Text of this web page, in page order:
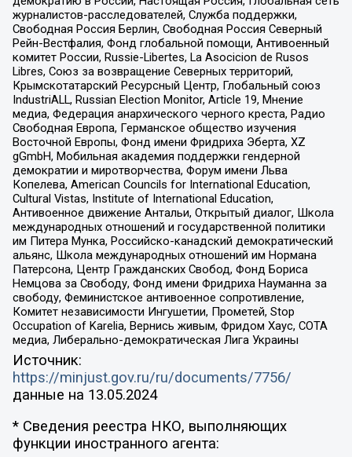
журналистов-расследователей, Служба поддержки,
Свободная Россия Берлин, Свободная Россия Северный
Рейн-Вестфалия, Фонд глобальной помощи, Антивоенный
комитет России, Russie-Libertes, La Asocicion de Rusos
Libres, Союз за возвращение Северных территорий,
Крымскотатарский Ресурсный Центр, Глобальный союз
IndustriALL, Russian Election Monitor, Article 19, Мнение
медиа, Федерация анархического черного креста, Радио
Свободная Европа, Германское общество изучения
Восточной Европы, Фонд имени Фридриха Эберта, XZ
gGmbH, Мобильная академия поддержки гендерной
демократии и миротворчества, Форум имени Льва
Копелева, American Councils for International Education,
Cultural Vistas, Institute of International Education,
Антивоенное движение Антальи, Открытый диалог, Школа
международных отношений и государственной политики
им Питера Мунка, Российско-канадский демократический
альянс, Школа международных отношений им Нормана
Патерсона, Центр Гражданских Свобод, Фонд Бориса
Немцова за Свободу, Фонд имени Фридриха Науманна за
свободу, Феминистское антивоенное сопротивление,
Комитет независимости Ингушетии, Прометей, Stop
Occupation of Karelia, Вернись живым, Фридом Хаус, СОТА
медиа, Либерально-демократическая Лига Украины
Источник:
https://minjust.gov.ru/ru/documents/7756/
данные на 13.05.2024
* Сведения реестра НКО, выполняющих
функции иностранного агента: